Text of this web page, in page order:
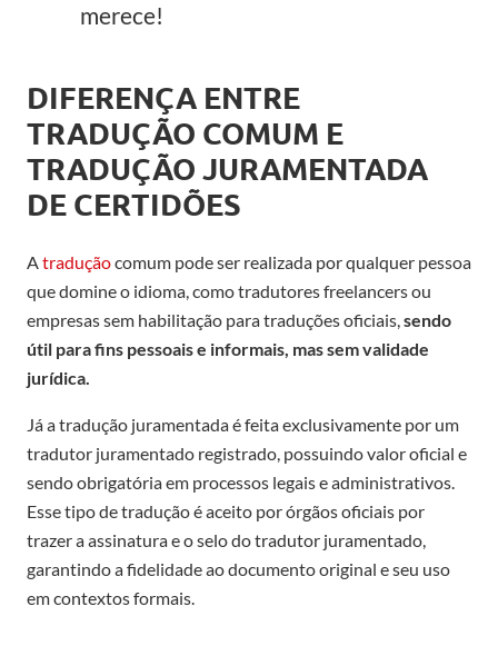
merece!
DIFERENÇA ENTRE
TRADUÇÃO COMUM E
TRADUÇÃO JURAMENTADA
DE CERTIDÕES
Atraduçãocomum pode ser realizada por qualquer pessoa
que domine o idioma, como tradutores freelancers ou
empresas sem habilitação para traduções oficiais,sendo
útil para fins pessoais e informais, mas sem validade
jurídica.
Já a tradução juramentada é feita exclusivamente por um
tradutor juramentado registrado, possuindo valor oficial e
sendo obrigatória em processos legais e administrativos.
Esse tipo de tradução é aceito por órgãos oficiais por
trazer a assinatura e o selo do tradutor juramentado,
garantindo a fidelidade ao documento original e seu uso
em contextos formais.